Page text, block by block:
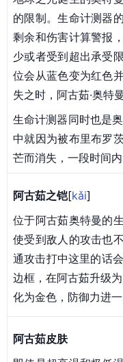
也会消失
生命计测器
位于胸口的中央部位
的限制。生命计测器
剩余和伤害计算警报
少或者受到超出承受
失之时，阿古茹·奥特
生命计测器同时也是
中就因为被布里布罗
芒而消失，一段时间
阿古茹之 铠 [kǎi]
位于阿古茹奥特曼的
使受到敌人的攻击也